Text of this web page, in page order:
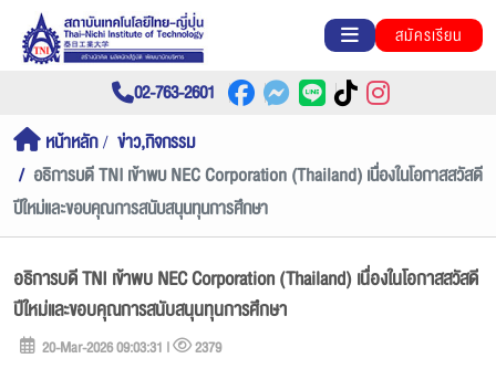
สมัครเรียน
02-763-2601
หน้าหลัก
ข่าว,กิจกรรม
อธิการบดี TNI เข้าพบ NEC Corporation (Thailand) เนื่องในโอกาสสวัสดี
ปีใหม่และขอบคุณการสนับสนุนทุนการศึกษา
อธิการบดี TNI เข้าพบ NEC Corporation (Thailand) เนื่องในโอกาสสวัสดี
ปีใหม่และขอบคุณการสนับสนุนทุนการศึกษา
20-Mar-2026 09:03:31 | 2379